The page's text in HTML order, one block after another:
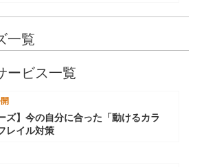
一覧
ービス一覧
ズ】今の自分に合った「動けるカラ
レイル対策